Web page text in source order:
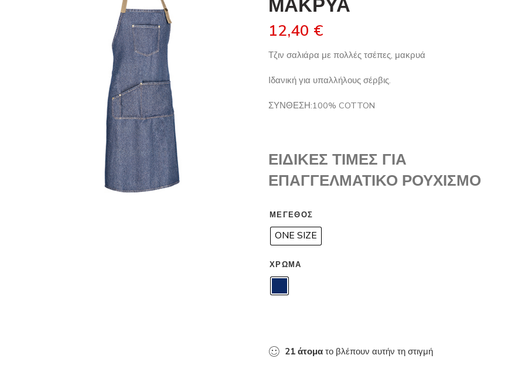
12,40 €
Τζιν σαλιάρα με πολλές τσέπες, μακρυά
Ιδανική για υπαλλήλους σέρβις.
ΣΥΝΘΕΣΗ:100% COTTON
ΕΙΔΙΚΕΣ ΤΙΜΕΣ ΓΙΑ
ΕΠΑΓΓΕΛΜΑΤΙΚΟ ΡΟΥΧΙΣΜΟ
ΜΈΓΕΘΟΣ
ONE SIZE
ΧΡΏΜΑ
21 άτομα το βλέπουν αυτήν τη στιγμή